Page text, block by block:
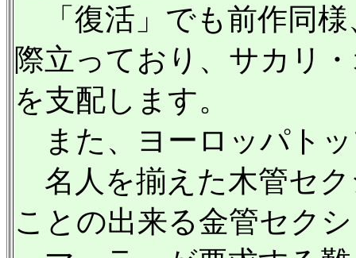
「復活」でも前作同様
際立っており、サカリ
を支配します。
また、ヨーロッパト
名人を揃えた木管セ
ことの出来る金管セク